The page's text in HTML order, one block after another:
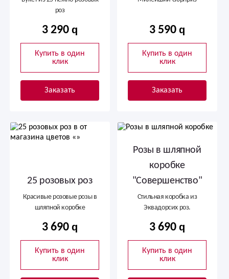
роз
3 290
Купить в один
клик
Заказать
3 590
Купить в один
клик
Заказать
25 розовых роз
Красивые розовые розы в
шляпной коробке
3 690
Купить в один
клик
Розы в шляпной
коробке
"Совершенство"
Стильная коробка из
Эквадорсих роз.
3 690
Купить в один
клик